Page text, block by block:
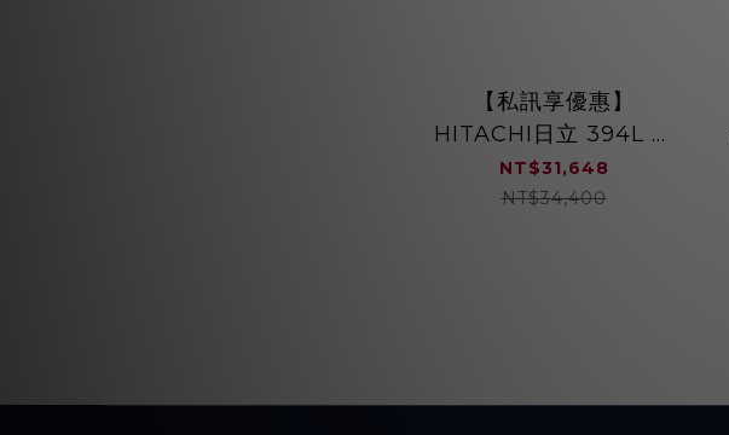
【私訊享優惠】
HITACHI日立 394L 變
頻三門冰箱 RV41C 急
速冷藏/冷凍 一鍵冰鎮
NT$31,648
NT$34,400